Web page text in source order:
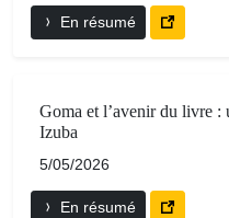
En résumé
Goma et l’avenir du livre :
Izuba
5/05/2026
En résumé